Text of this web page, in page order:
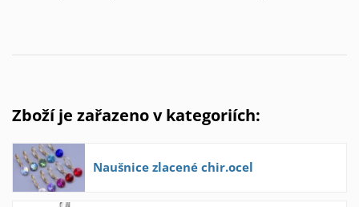
Zboží je zařazeno v kategoriích:
Naušnice zlacené chir.ocel